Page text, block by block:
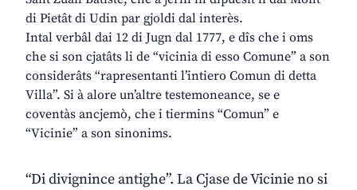
di Pietât di Udin par gjoldi dal interès.
Intal verbâl dai 12 di Jugn dal 1777, e dîs che i oms
che si son cjatâts li de “vicinia di esso Comune” a son
considerâts “rapresentanti l’intiero Comun di detta
Villa”. Si à alore un’altre testemoneance, se e
coventàs ancjemò, che i tiermins “Comun” e
“Vicinie” a son sinonims.
“Di divignince antighe”. La Cjase de Vicinie no si